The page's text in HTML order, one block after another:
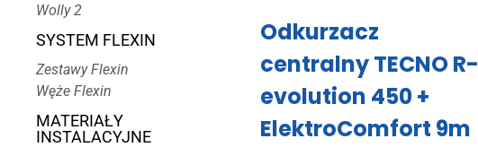
Wolly 2
SYSTEM FLEXIN
Zestawy Flexin
Węże Flexin
MATERIAŁY
INSTALACYJNE
Odkurzacz
centralny TECNO R-
evolution 450 +
ElektroComfort 9m